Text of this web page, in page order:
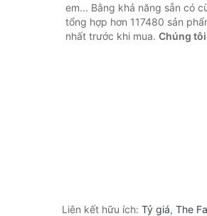
em... Bằng khả năng sẵn có
tổng hợp hơn 117480 sản
nhất trước khi mua. Chúng
Liên kết hữu ích: Tỷ giá, The